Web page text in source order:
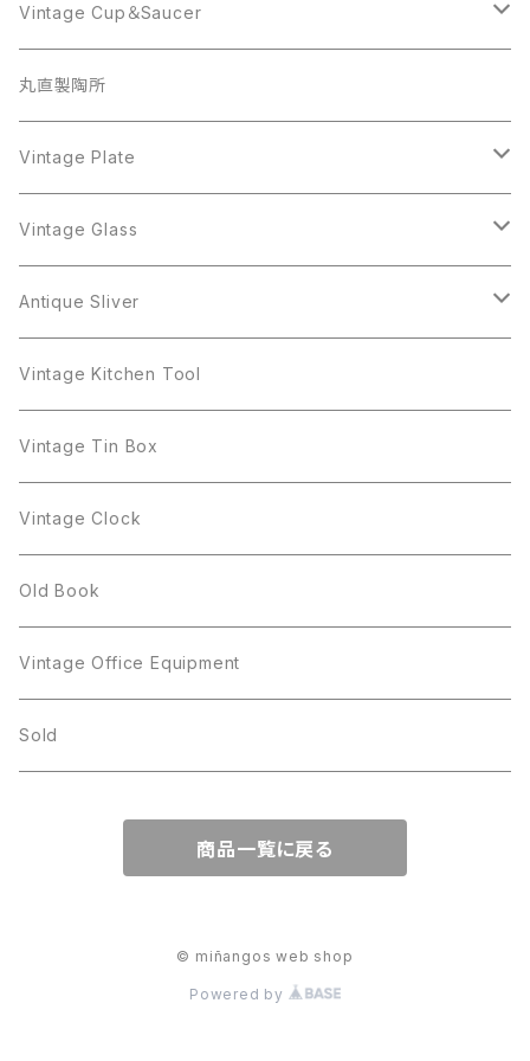
BSK
Cerrito
Gerry's
Giovanni
GOLD CROWN
Kramer
JJ
L.RAZZA
Sarah Coventry
植物モチーフ
Trifari
Sarah Coventry
Beatrix
BSK
Coro
Crown Trifari
Danecraft
Gerry's
Giovanni
GOLD CROWN
JJ
Kramer
L.RAZZA
Lisner
Sarah Coventry
Richelieu
W.Gemany
植物モチーフ
BSK
STAR
Monet
Napier
Richelieu
Rhinestone
Sarah Coventry
STAR
Trifari
Glass
iittala
arcopal
CupSaucer
BAVARIA
Antique Silver
Milk Pot
Pot
Mag Cup
Vase
Plate
Figgjo
BILTONS
Spoon
Silver
Vintage Cup＆Saucer
BAVARIA
Mosa
arcopal
丸直製陶所
Vintage Plate
Figgjo
BILTONS
Vintage Glass
iittala
Luminarc
arcoroc
arcopal
Antique Sliver
Pot
Milk Pot
Spoon
cup
Vintage Kitchen Tool
Vintage Tin Box
Vintage Clock
Old Book
Vintage Office Equipment
Sold
商品一覧に戻る
© miñangos web shop
Powered by